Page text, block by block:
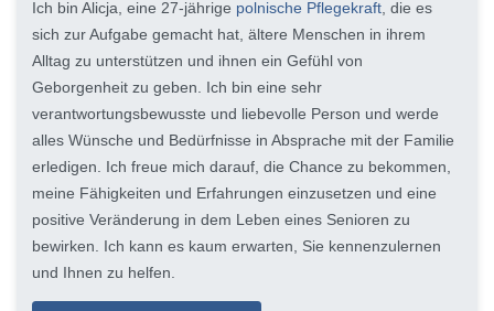
Ich bin Alicja, eine 27-jährige polnische Pflegekraft , die es
sich zur Aufgabe gemacht hat, ältere Menschen in ihrem
Alltag zu unterstützen und ihnen ein Gefühl von
Geborgenheit zu geben. Ich bin eine sehr
verantwortungsbewusste und liebevolle Person und werde
alles Wünsche und Bedürfnisse in Absprache mit der Familie
erledigen. Ich freue mich darauf, die Chance zu bekommen,
meine Fähigkeiten und Erfahrungen einzusetzen und eine
positive Veränderung in dem Leben eines Senioren zu
bewirken. Ich kann es kaum erwarten, Sie kennenzulernen
und Ihnen zu helfen.